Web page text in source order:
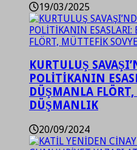
19/03/2025
KURTULUŞ
POLİTİKANIN
DÜŞMANLA
DÜŞMANLIK
20/09/2024